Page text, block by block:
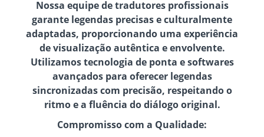
Nossa equipe de tradutores profissionais
garante legendas precisas e culturalmente
adaptadas, proporcionando uma experiência
de visualização autêntica e envolvente.
Utilizamos tecnologia de ponta e softwares
avançados para oferecer legendas
sincronizadas com precisão, respeitando o
ritmo e a fluência do diálogo original.
Compromisso com a Qualidade: